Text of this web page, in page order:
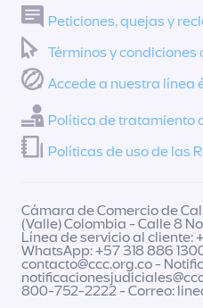
Peticiones, quejas y
Términos y condiciones
Accede a nuestra línea
Política de tratamiento
Políticas de uso de las
Cámara de Comercio de
(Valle) Colombia - Calle 8
Línea de servicio al cliente:
WhatsApp: +57 318 886
contacto@ccc.org.co-
800-752-2222 - Correo: